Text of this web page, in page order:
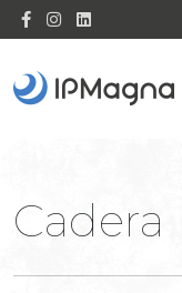
Cadera